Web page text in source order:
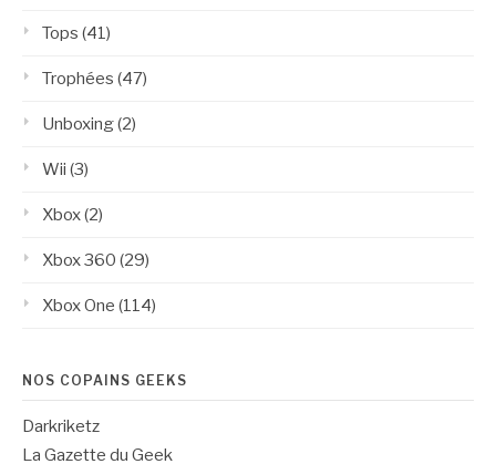
Tops (41)
Trophées (47)
Unboxing(2)
Wii (3)
Xbox(2)
Xbox 360 (29)
Xbox One (114)
NOS COPAINS GEEKS
Darkriketz
La Gazette du Geek